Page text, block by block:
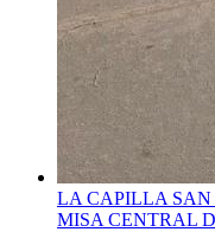
LA CAPILLA
MISA CENTRAL